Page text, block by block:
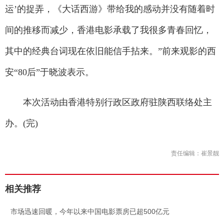
运’的捉弄，《大话西游》带给我的感动并没有随着时
间的推移而减少，香港电影承载了我很多青春回忆，
其中的经典台词现在依旧能信手拈来。”前来观影的西
安“80后”于晓波表示。
本次活动由香港特别行政区政府驻陕西联络处主
办。(完)
责任编辑：崔景靓
相关推荐
市场迅速回暖，今年以来中国电影票房已超500亿元